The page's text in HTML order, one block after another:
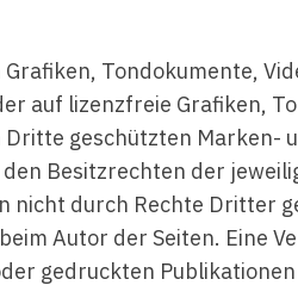
Tondokumente,
auf lizenzfreie Grafiken,
geschützten Marken-
Besitzrechten der
nicht durch Rechte Dritter
Autor der Seiten. Eine
gedruckten